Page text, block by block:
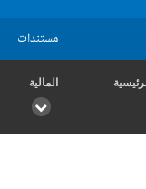
مستندات
المالية